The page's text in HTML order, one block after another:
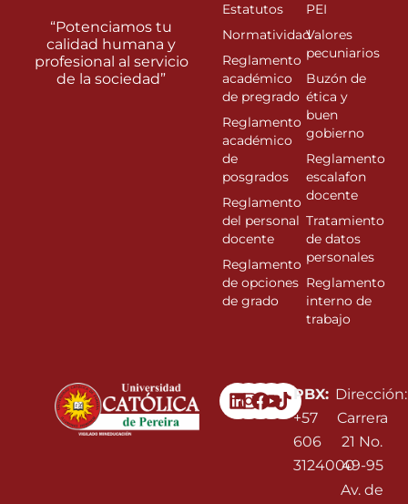
Linkedin
Instagram
Facebook
Youtube
PBX:
+57
606
3124000
Dirección:
Carrera
21 No.
49-95
Av. de
“Potenciamos tu
calidad humana y
profesional al servicio
de la sociedad”
Estatutos
Normatividad
Reglamento
académico
de pregrado
Reglamento
académico
de
posgrados
Reglamento
del personal
docente
Reglamento
de opciones
de grado
PEI
Valores
pecuniarios
Buzón de
ética y
buen
gobierno
Reglamento
escalafon
docente
Tratamiento
de datos
personales
Reglamento
interno de
trabajo